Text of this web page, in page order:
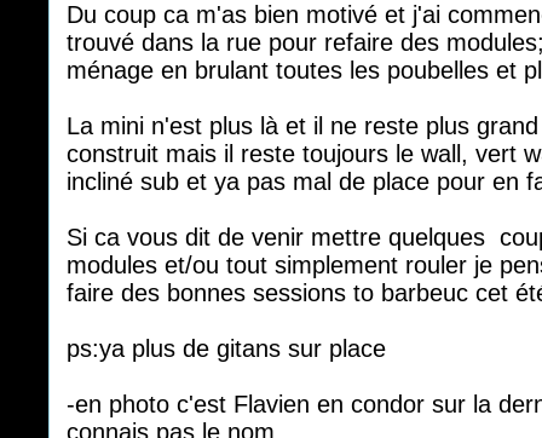
Du coup ca m'as bien motivé et j'ai
trouvé dans la rue pour refaire des
ménage en brulant toutes les poubelles et
La mini n'est plus là et il ne reste plus
construit mais il reste toujours le wall, vert
incliné sub et ya pas mal de place pour en
Si ca vous dit de venir mettre quelques
modules et/ou tout simplement rouler je
faire des bonnes sessions to barbeuc cet
ps:ya plus de gitans sur place
-en photo c'est Flavien en condor sur la
connais pas le nom